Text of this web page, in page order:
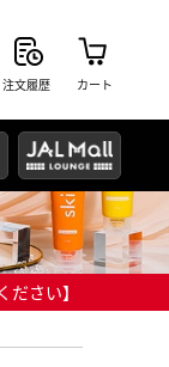
注文履歴 カート
さい】